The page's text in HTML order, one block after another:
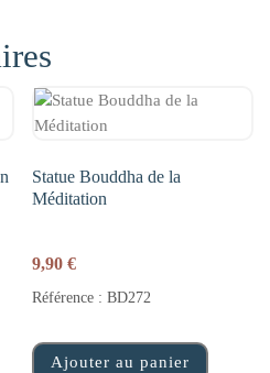
Statue Bouddha de la
Méditation
9,90€
Référence : BD272
Ajouter au panier